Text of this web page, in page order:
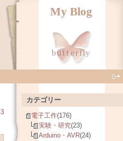
My Blog
3
カテゴリー
電子工作(176)
実験・研究(23)
Arduino・AVR(24)